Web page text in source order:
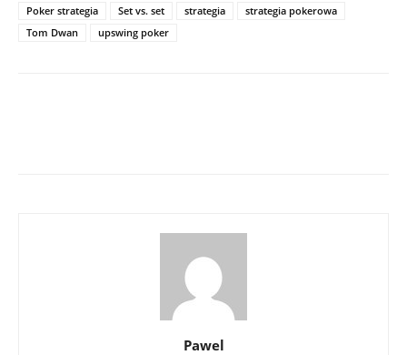
Poker strategia
Set vs. set strategia
strategia pokerowa
Tom Dwan
upswing poker
Pawel